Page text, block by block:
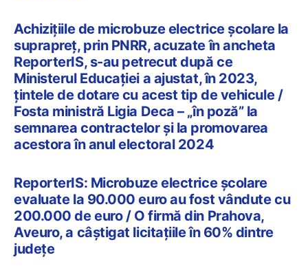
Achizițiile de microbuze electrice școlare la
suprapreț, prin PNRR, acuzate în ancheta
ReporterIS, s-au petrecut după ce
Ministerul Educației a ajustat, în 2023,
țintele de dotare cu acest tip de vehicule /
Fosta ministră Ligia Deca – „în poză” la
semnarea contractelor și la promovarea
acestora în anul electoral 2024
ReporterIS: Microbuze electrice școlare
evaluate la 90.000 euro au fost vândute cu
200.000 de euro / O firmă din Prahova,
Aveuro, a câștigat licitațiile în 60% dintre
județe